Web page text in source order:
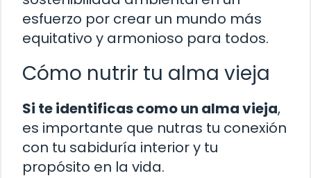
esfuerzo por crear un mundo más
equitativo y armonioso para todos.
Cómo nutrir tu alma vieja
Si te identificas como un alma vieja,
es importante que nutras tu conexión
con tu sabiduría interior y tu
propósito en la vida.